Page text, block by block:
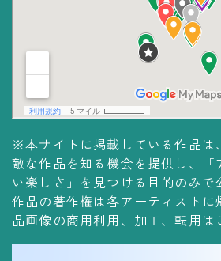
買う
アイテム・サービス
コレクションの仕方
Yoshiteru Collection
飾る
飾り方
※本サイトに掲載している作品は
敵な作品を知る機会を提供し、「
い楽しさ」を見つける目的のみで
作品の著作権は各アーティストに
品画像の商用利用、加工、転用は